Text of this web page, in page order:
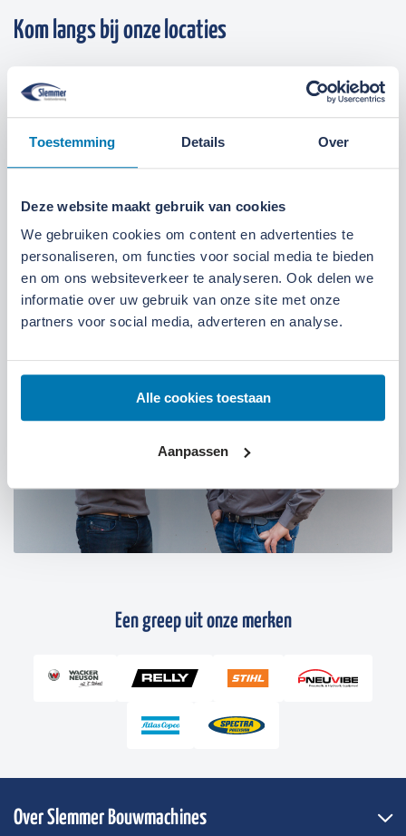
Toestemming Details Over
Deze website maakt gebruik van cookies
We gebruiken cookies om content en advertenties te
personaliseren, om functies voor social media te bieden
en om ons websiteverkeer te analyseren. Ook delen we
informatie over uw gebruik van onze site met onze
partners voor social media, adverteren en analyse.
Alle cookies toestaan
Aanpassen
Kom langs bij onze locaties
Locatie Ede
We zijn gevestigd aan deBroeksteeg 1 in Ede.
Maandag t/m zaterdag open. Bereikbaar via
07:00 tot 17:30 uur Maandag t/m vrijdag
07:30 tot 12:00 uur Zaterdag
Een greep uit onze merken
Over Slemmer Bouwmachines